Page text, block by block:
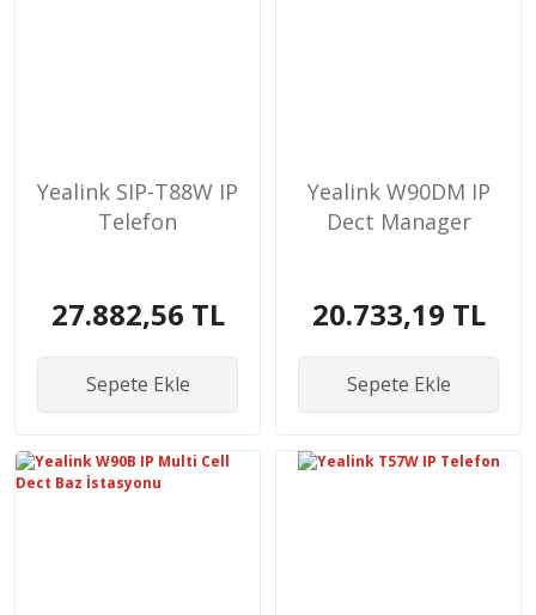
Yealink SIP-T88W IP
Telefon
27.882,56 TL
Sepete Ekle
Yealink W90DM IP
Dect Manager
20.733,19 TL
Sepete Ekle